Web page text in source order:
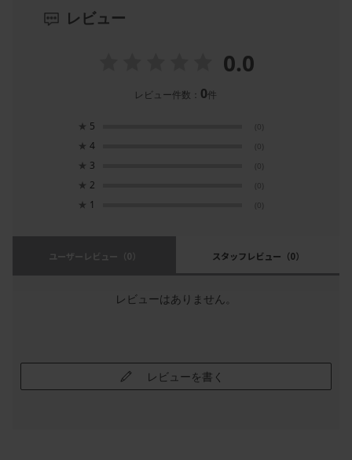
レビュー
0.0
レビュー件数： 0件
★ 5 (0)
★ 4 (0)
★ 3 (0)
★ 2 (0)
★ 1 (0)
ユーザーレビュー （0） スタッフレビュー （0）
レビューはありません。
レビューを書く